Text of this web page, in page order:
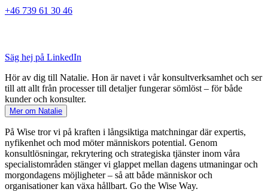
+46 739 61 30 46
Säg hej på LinkedIn
Hör av dig till Natalie. Hon är navet i vår konsultverksamhet och ser
till att allt från processer till detaljer fungerar sömlöst – för både
kunder och konsulter.
Mer om Natalie
På Wise tror vi på kraften i långsiktiga matchningar där expertis,
nyfikenhet och mod möter människors potential. Genom
konsultlösningar, rekrytering och strategiska tjänster inom våra
specialistområden stänger vi glappet mellan dagens utmaningar och
morgondagens möjligheter – så att både människor och
organisationer kan växa hållbart. Go the Wise Way.